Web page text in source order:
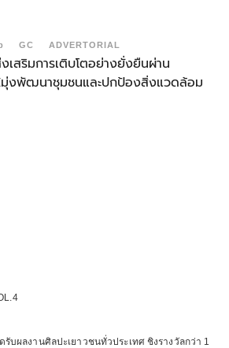
GC ADVERTORIAL
เสริมการเติบโตอย่างยั่งยืนผ่าน
มุ่งพัฒนาชุมชนและปกป้องสิ่งแวดล้อม
รับผลงานศิลปะเยาวชนทั่วประเทศ ชิงรางวัลกว่า 1